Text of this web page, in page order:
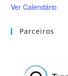
Ver Calendário
Parceiros